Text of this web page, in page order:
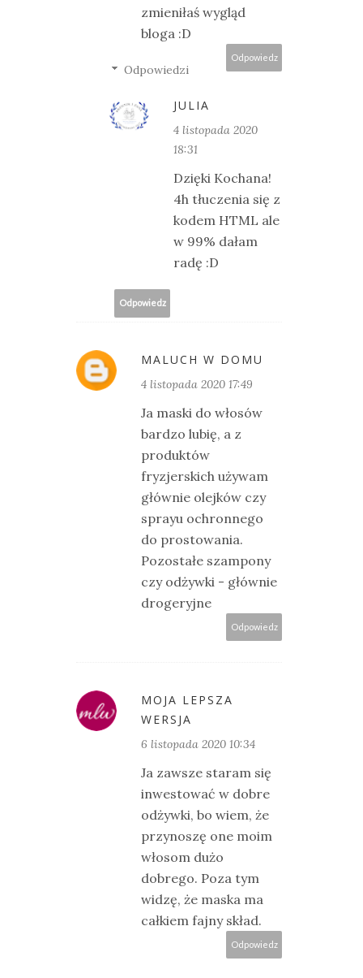
zmieniłaś wygląd
bloga :D
Odpowiedz
Odpowiedzi
JULIA
4 listopada 2020
18:31
Dzięki Kochana!
4h tłuczenia się z
kodem HTML ale
w 99% dałam
radę :D
Odpowiedz
MALUCH W DOMU
4 listopada 2020 17:49
Ja maski do włosów
bardzo lubię, a z
produktów
fryzjerskich używam
głównie olejków czy
sprayu ochronnego
do prostowania.
Pozostałe szampony
czy odżywki - głównie
drogeryjne
Odpowiedz
MOJA LEPSZA
WERSJA
6 listopada 2020 10:34
Ja zawsze staram się
inwestować w dobre
odżywki, bo wiem, że
przynoszę one moim
włosom dużo
dobrego. Poza tym
widzę, że maska ma
całkiem fajny skład.
Odpowiedz